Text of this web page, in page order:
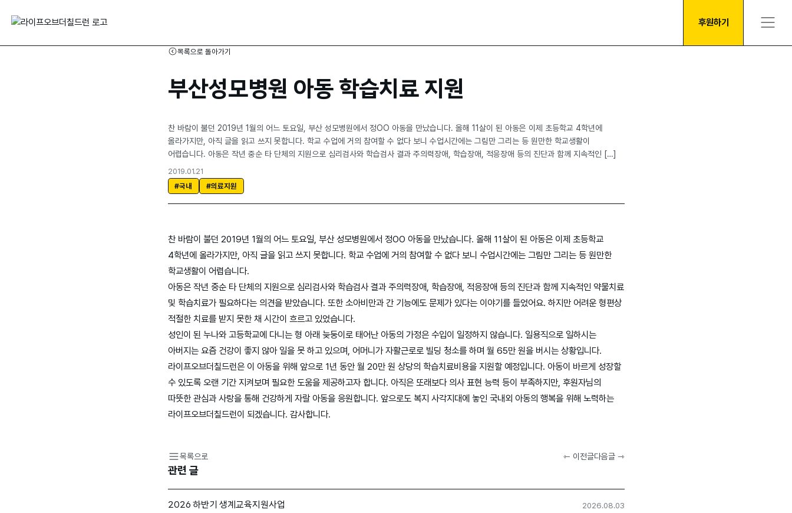
후원하기
목록으로 돌아가기
부산성모병원 아동 학습치료 지원
찬 바람이 불던 2019년 1월의 어느 토요일, 부산 성모병원에서 정OO 아동을 만났습니다. 올해 11살이 된 아동은 이제 초등학교 4학년에
올라가지만, 아직 글을 읽고 쓰지 못합니다. 학교 수업에 거의 참여할 수 없다 보니 수업시간에는 그림만 그리는 등 원만한 학교생활이
어렵습니다. 아동은 작년 중순 타 단체의 지원으로 심리검사와 학습검사 결과 주의력장애, 학습장애, 적응장애 등의 진단과 함께 지속적인 […]
2019.01.21
#국내
#의료지원
찬 바람이 불던 2019년 1월의 어느 토요일, 부산 성모병원에서 정OO 아동을 만났습니다. 올해 11살이 된 아동은 이제 초등학교
4학년에 올라가지만, 아직 글을 읽고 쓰지 못합니다. 학교 수업에 거의 참여할 수 없다 보니 수업시간에는 그림만 그리는 등 원만한
학교생활이 어렵습니다.
아동은 작년 중순 타 단체의 지원으로 심리검사와 학습검사 결과 주의력장애, 학습장애, 적응장애 등의 진단과 함께 지속적인 약물치료
및 학습치료가 필요하다는 의견을 받았습니다. 또한 소아비만과 간 기능에도 문제가 있다는 이야기를 들었어요. 하지만 어려운 형편상
적절한 치료를 받지 못한 채 시간이 흐르고 있었습니다.
성인이 된 누나와 고등학교에 다니는 형 아래 늦둥이로 태어난 아동의 가정은 수입이 일정하지 않습니다. 일용직으로 일하시는
아버지는 요즘 건강이 좋지 않아 일을 못 하고 있으며, 어머니가 자활근로로 빌딩 청소를 하며 월 65만 원을 버시는 상황입니다.
라이프오브더칠드런은 이 아동을 위해 앞으로 1년 동안 월 20만 원 상당의 학습치료비용을 지원할 예정입니다. 아동이 바르게 성장할
수 있도록 오랜 기간 지켜보며 필요한 도움을 제공하고자 합니다. 아직은 또래보다 의사 표현 능력 등이 부족하지만, 후원자님의
따뜻한 관심과 사랑을 통해 건강하게 자랄 아동을 응원합니다. 앞으로도 복지 사각지대에 놓인 국내외 아동의 행복을 위해 노력하는
라이프오브더칠드런이 되겠습니다. 감사합니다.
목록으로 ⇽ 이전글다음글 ⇾
관련 글
2026 하반기 생계교육지원사업 2026.08.03